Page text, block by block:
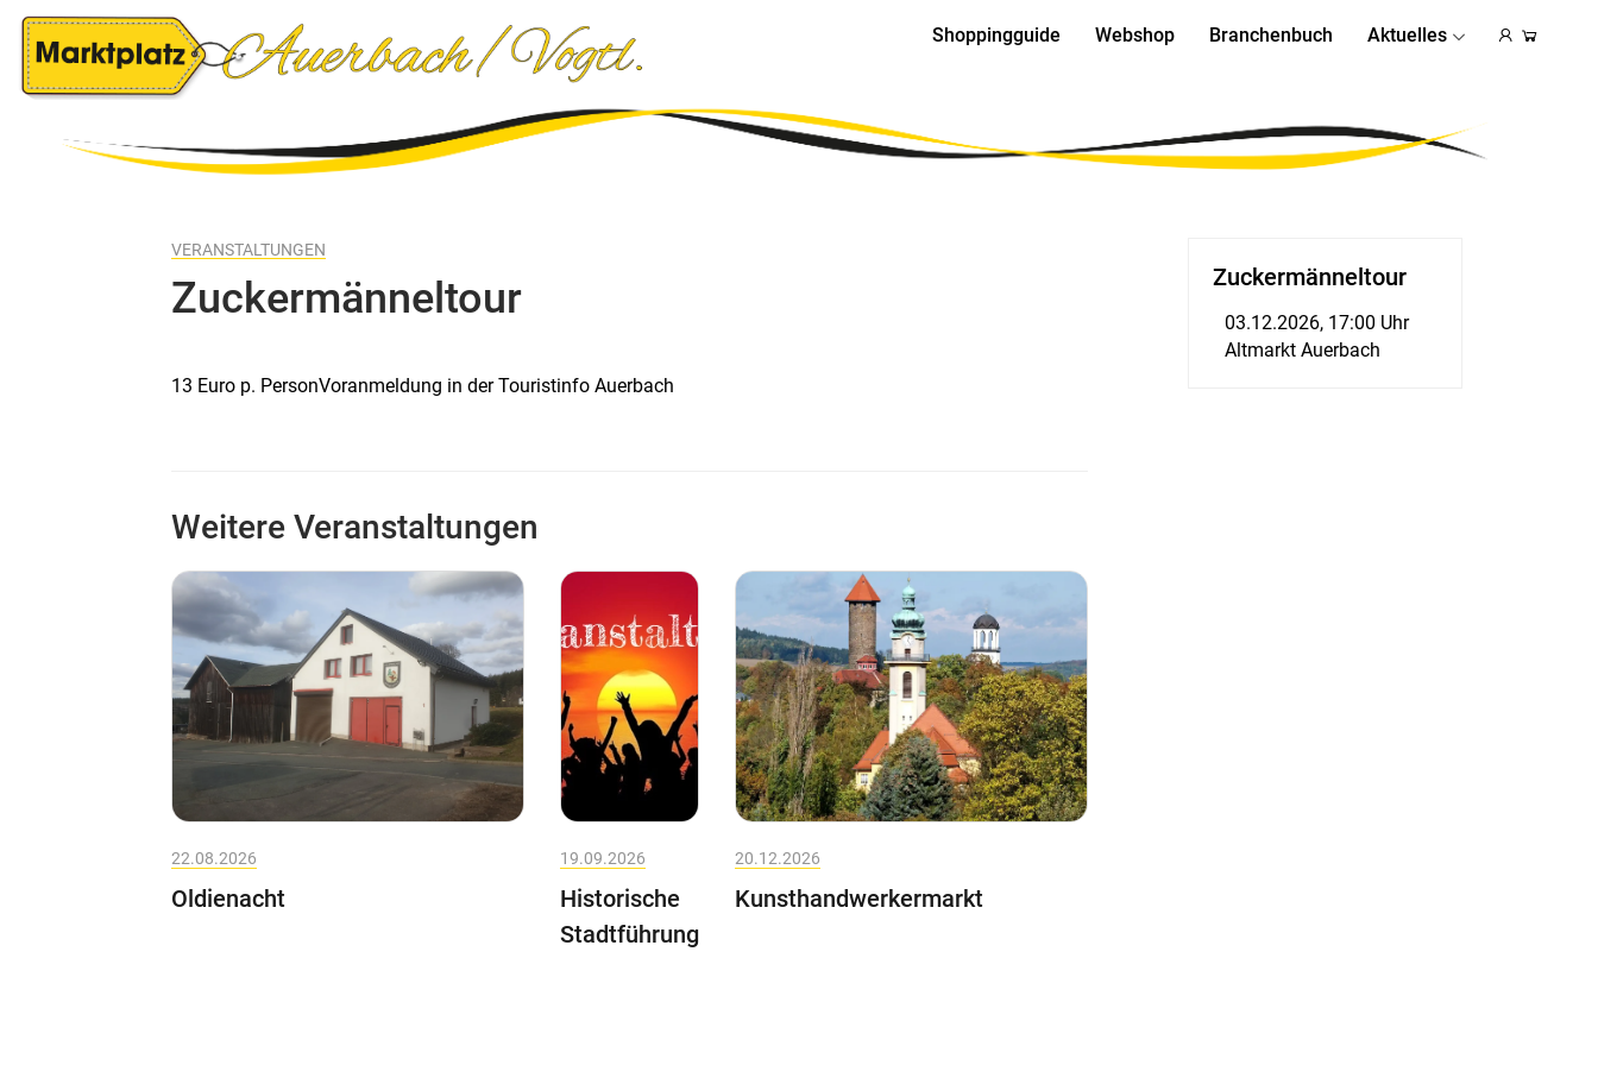
Shoppingguide Webshop Branchenbuch Aktuelles
VERANSTALTUNGEN
Zuckermänneltour
13 Euro p. PersonVoranmeldung in der Touristinfo Auerbach
Weitere Veranstaltungen
22.08.2026
Oldienacht
19.09.2026
Historische
Stadtführung
20.12.2026
Kunsthandwerkermarkt
Zuckermänneltour
03.12.2026, 17:00 Uhr
Altmarkt Auerbach